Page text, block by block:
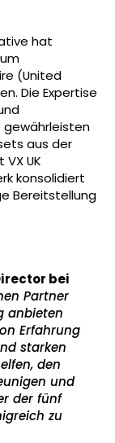
hat
(United
Die Expertise
gewährleisten
aus der
UK
konsolidiert
Bereitstellung
bei
Partner
anbieten
Erfahrung
starken
den
und
der fünf
zu